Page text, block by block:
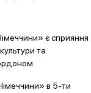
є сприяння
та
в 5-ти